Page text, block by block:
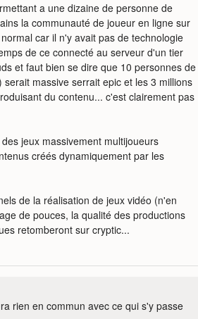
a une dizaine de personne de
la communauté de joueur en ligne sur
car il n'y avait pas de technologie
de ce connecté au serveur d'un tier
et faut bien se dire que 10 personnes de
massive serrait epic et les 3 millions
du contenu... c'est clairement pas
jeux massivement multijoueurs
créés dynamiquement par les
de la réalisation de jeux vidéo (n'en
de pouces, la qualité des productions
retomberont sur cryptic...
rien en commun avec ce qui s'y passe